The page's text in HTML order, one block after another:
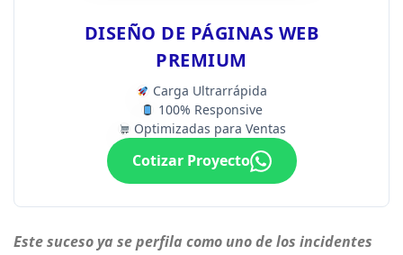
DISEÑO DE PÁGINAS WEB
PREMIUM
Carga Ultrarrápida
100% Responsive
Optimizadas para Ventas
Cotizar Proyecto
Este suceso ya se perfila como uno de los incidentes